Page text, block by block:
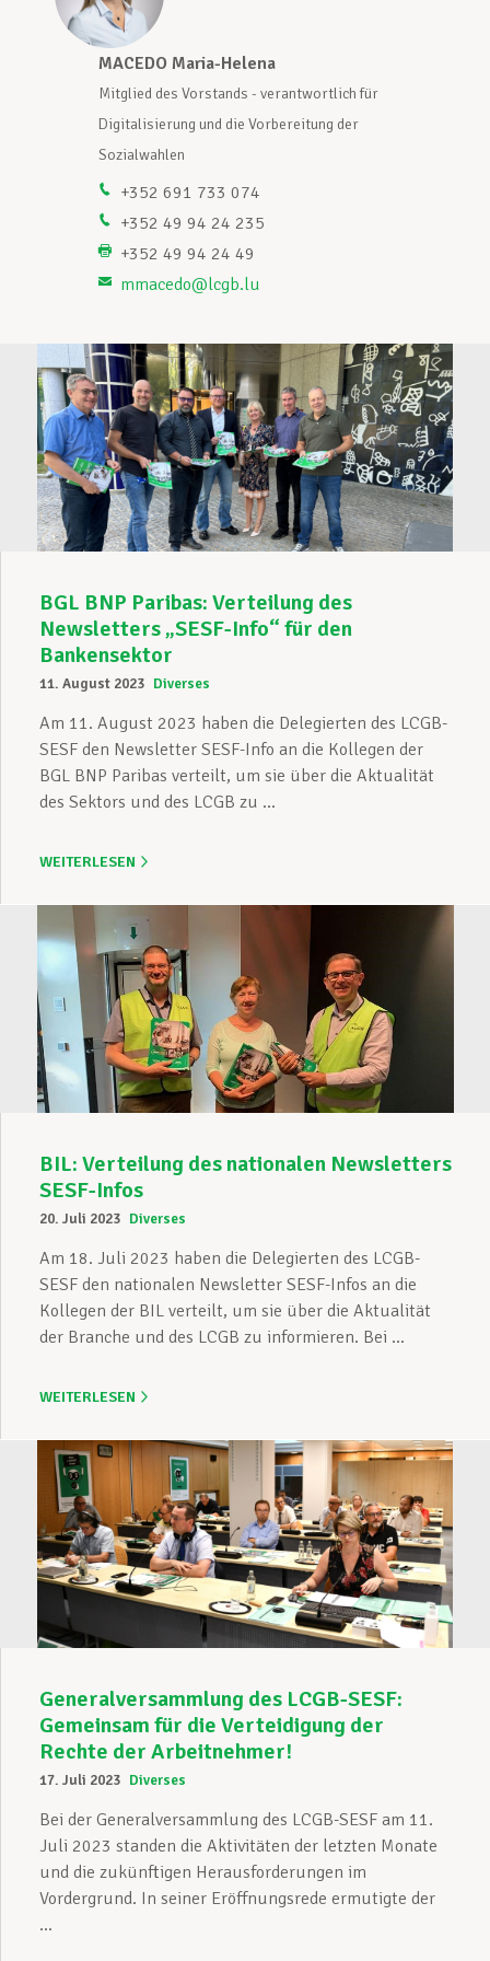
Unterstützung im Privatleben
Berufliche Weiterentwicklung
Mitglied werden
MACEDO Maria-Helena
Mitglied des Vorstands - verantwortlich für
Digitalisierung und die Vorbereitung der
Sozialwahlen
+352 691 733 074
+352 49 94 24 235
+352 49 94 24 49
mmacedo@lcgb.lu
BGL BNP Paribas: Verteilung des
Newsletters „SESF-Info“ für den
Bankensektor
11. August 2023 Diverses
Am 11. August 2023 haben die Delegierten des LCGB-
SESF den Newsletter SESF-Info an die Kollegen der
BGL BNP Paribas verteilt, um sie über die Aktualität
des Sektors und des LCGB zu ...
WEITERLESEN
BIL: Verteilung des nationalen Newsletters
SESF-Infos
20. Juli 2023 Diverses
Am 18. Juli 2023 haben die Delegierten des LCGB-
SESF den nationalen Newsletter SESF-Infos an die
Kollegen der BIL verteilt, um sie über die Aktualität
der Branche und des LCGB zu informieren. Bei ...
WEITERLESEN
Generalversammlung des LCGB-SESF:
Gemeinsam für die Verteidigung der
Rechte der Arbeitnehmer!
17. Juli 2023 Diverses
Bei der Generalversammlung des LCGB-SESF am 11.
Juli 2023 standen die Aktivitäten der letzten Monate
und die zukünftigen Herausforderungen im
Vordergrund. In seiner Eröffnungsrede ermutigte der
...